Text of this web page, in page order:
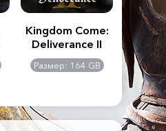
Kingdom Come:
Deliverance II
Размер: 164 GB
The